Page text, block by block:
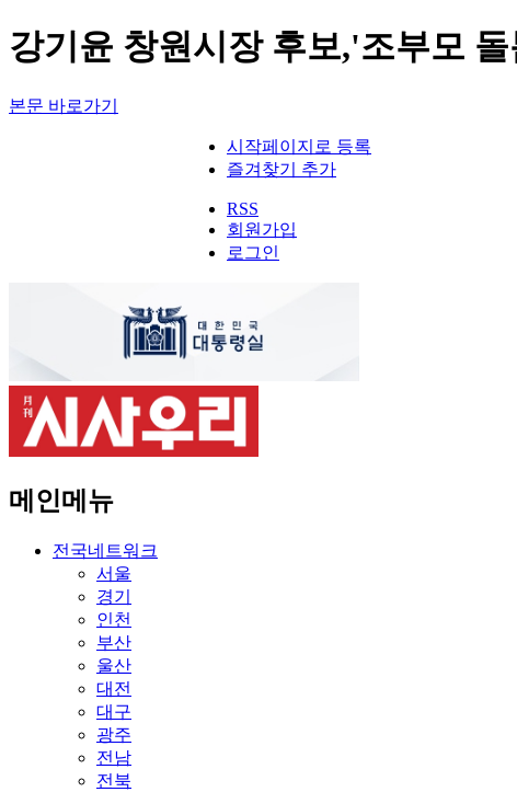
강기윤 창원시장 후보,'조부모
본문 바로가기
시작페이지로 등록
즐겨찾기 추가
RSS
회원가입
로그인
메인메뉴
전국네트워크
서울
경기
인천
부산
울산
대전
대구
광주
전남
전북